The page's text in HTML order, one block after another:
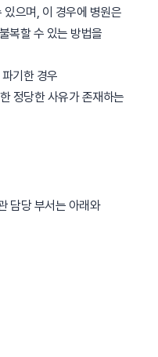
으며, 이 경우에 병원은
복할 수 있는 방법을
기한 경우
정당한 사유가 존재하는
담당 부서는 아래와